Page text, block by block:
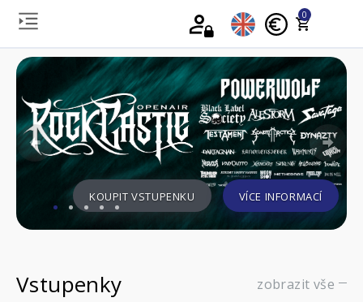
0
KOUPIT VSTUPENKU VÍCE INFORMACÍ
Previous
Vstupenky zobrazit vše